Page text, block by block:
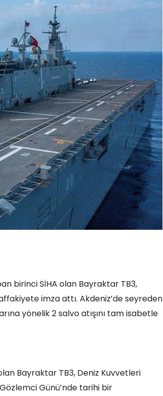
birinci SİHA olan Bayraktar TB3,
imza attı. Akdeniz’de seyreden
yönelik 2 salvo atışını tam isabetle
Bayraktar TB3, Deniz Kuvvetleri
Günü’nde tarihi bir